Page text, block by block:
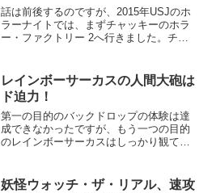
話は前後するのですが、2015年USJのホ
ラーナイトでは、まずチャッキーのホラ
ー・ファクトリー 2へ行きました。チャ
ち悪いものの、面白かった！
レインボーサーカスの人間大砲は
ド迫力！
第一の目的のバックドロップの体験は達
成できなかったですが、もう一つの目的
のレインボーサーカスはしっかり観て来
た。
妖怪ウォッチ・ザ・リアル、速攻